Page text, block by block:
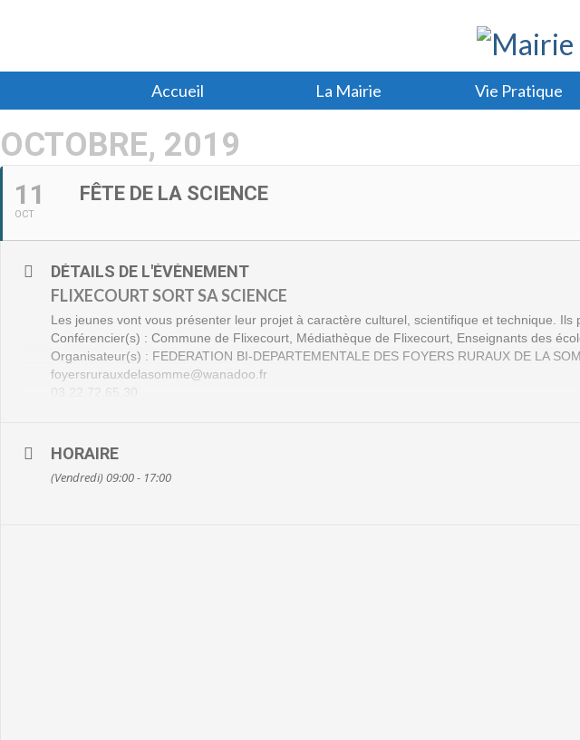
Accueil La Mairie Vie Pratique
OCTOBRE, 2019
11
OCT
FÊTE DE LA SCIENCE
DÉTAILS DE L'ÉVÈNEMENT
FLIXECOURT SORT SA SCIENCE
Les jeunes vont vous présenter leur projet à caractère culturel, scientifique et technique.
Conférencier(s) : Commune de Flixecourt, Médiathèque de Flixecourt, Enseignants des
Organisateur(s) : FEDERATION BI-DEPARTEMENTALE DES FOYERS RURAUX DE LA
foyersrurauxdelasomme@wanadoo.fr
03.22.72.65.30
HORAIRE
(Vendredi) 09:00 - 17:00